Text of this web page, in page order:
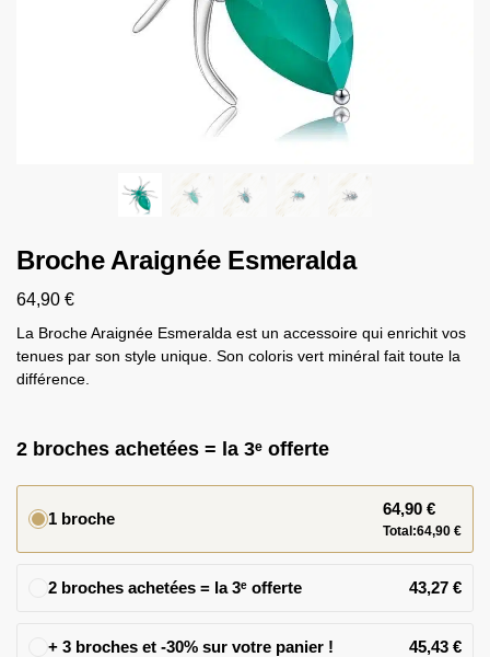
Broche Araignée Esmeralda
64,90 €
La Broche Araignée Esmeralda est un accessoire qui enrichit vos
tenues par son style unique. Son coloris vert minéral fait toute la
différence.
2 broches achetées = la 3ᵉ offerte
1 broche
64,90 €
Total:64,90 €
2 broches achetées = la 3ᵉ offerte 43,27 €
45,43 €